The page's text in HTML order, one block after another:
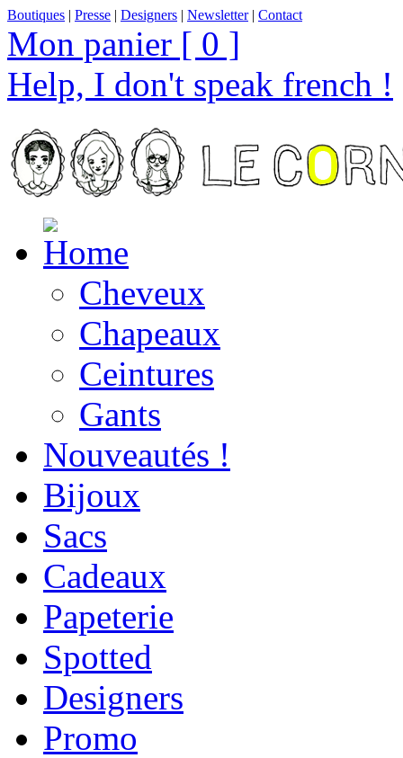
Boutiques | Presse | Designers | Newsletter| Contact
Mon panier [ 0 ]
Help, I don't speak french !
Cheveux
Chapeaux
Ceintures
Gants
Nouveautés !
Bijoux
Sacs
Cadeaux
Papeterie
Spotted
Designers
Promo